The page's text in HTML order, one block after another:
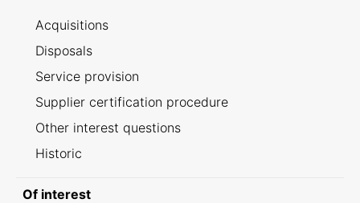
Acquisitions
Disposals
Service provision
Supplier certification procedure
Other interest questions
Historic
Of interest